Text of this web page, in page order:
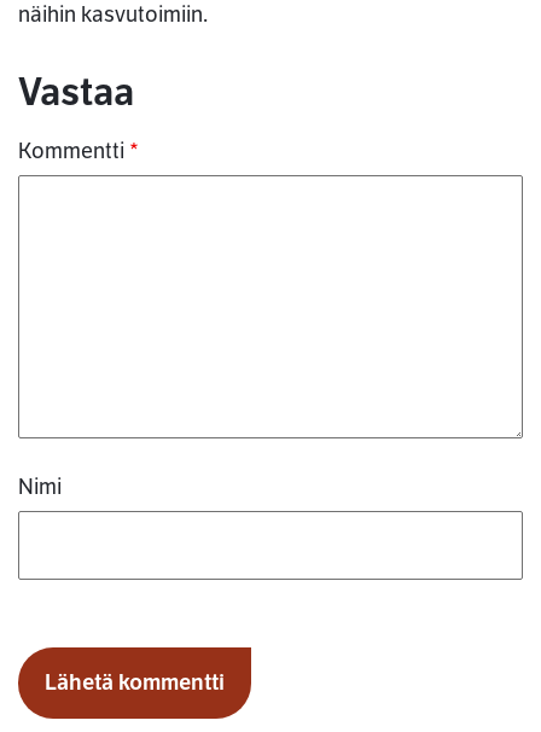
näihin kasvutoimiin.
Kommentit
Vastaa
Kommentti *
Nimi